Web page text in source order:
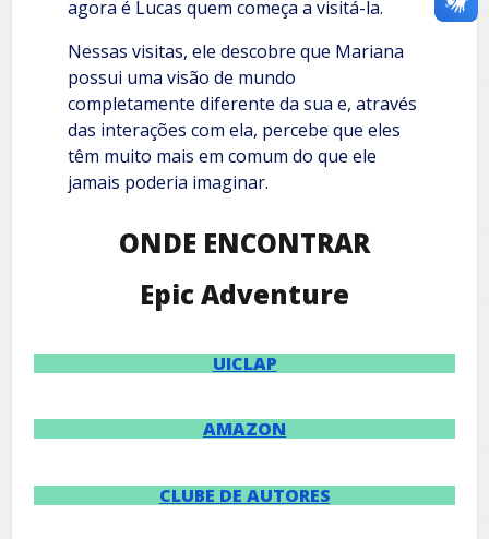
agora é Lucas quem começa a visitá-la.
Nessas visitas, ele descobre que Mariana
possui uma visão de mundo
completamente diferente da sua e, através
das interações com ela, percebe que eles
têm muito mais em comum do que ele
jamais poderia imaginar.
ONDE ENCONTRAR
Epic Adventure
UICLAP
AMAZON
CLUBE DE AUTORES